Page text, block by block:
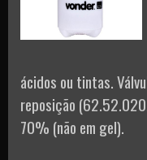
ácidos ou tintas.
reposição
70% (não em gel).